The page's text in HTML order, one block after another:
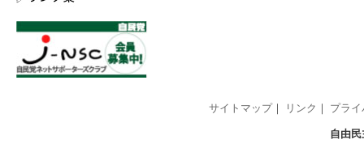
サイトマップ｜ リンク プラ
自由